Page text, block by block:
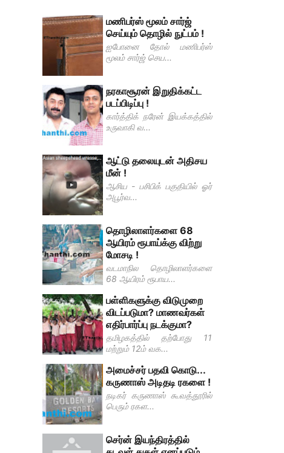
மணிபர்ஸ் மூலம் சார்ஜ்
செய்யும் தொழில் நுட்பம் !
ஐபோனை தோல் மணிபர்ஸ்
மூலம் சார்ஜ் செய...
நரகாசூரன் இறுதிக்கட்ட
படப்பிடிப்பு !
கார்த்திக் நரேன் இயக்கத்தில்
உருவாகி வ...
ஆட்டு தலையுடன் அதிசய
மீன் !
ஆசிய‌ - பசிபிக் பகுதியில் ஓர்
அபூர்வ...
தொழிலாளர்களை 68
ஆயிரம் ரூபாய்க்கு விற்று
மோசடி !
வடமாநில தொழிலாளர்களை
68 ஆயிரம் ரூபாய...
பள்ளிகளுக்கு விடுமுறை
விடப்படுமா? மாணவர்கள்
எதிர்பார்ப்பு நடக்குமா?
தமிழகத்தில் தற்போது 11
மற்றும் 12ம் வக...
அமைச்சர் பதவி கொடு...
கருணாஸ் அடிதடி ரகளை !
நடிகர் கருணாஸ் கூவத்தூரில்
பெரும் ரகள...
செர்ன் இயந்திரத்தில்